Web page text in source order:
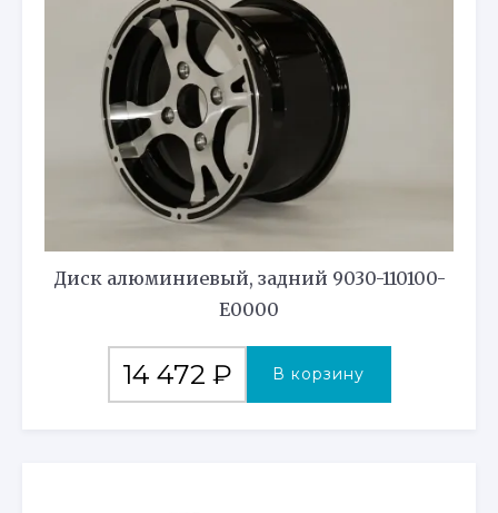
Диск алюминиевый, задний 9030-110100-
E0000
14 472 ₽ В корзину